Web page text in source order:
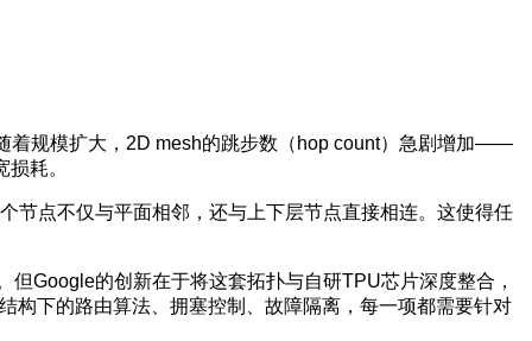
着规模扩大，2D mesh的跳步数（hop count）急剧增加——
耗。
节点不仅与平面相邻，还与上下层节点直接相连。这使得任
Google的创新在于将这套拓扑与自研TPU芯片深度整合，
下的路由算法、拥塞控制、故障隔离，每一项都需要针对